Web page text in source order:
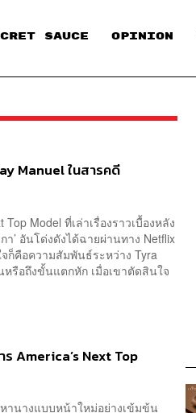
SAUCE​ OPINION
Manuel ในสารคดี
Model ที่เล่าเรื่องราวเบื้องหลัง
’ อันโด่งดังได้ฉายผ่านทาง Netflix
ก็คือความสัมพันธ์ระหว่าง Tyra
หรือถึงขั้นแตกหัก เมื่อเขาตัดสินใจ
America’s Next Top
านางแบบหน้าใหม่อย่างเข้มข้น